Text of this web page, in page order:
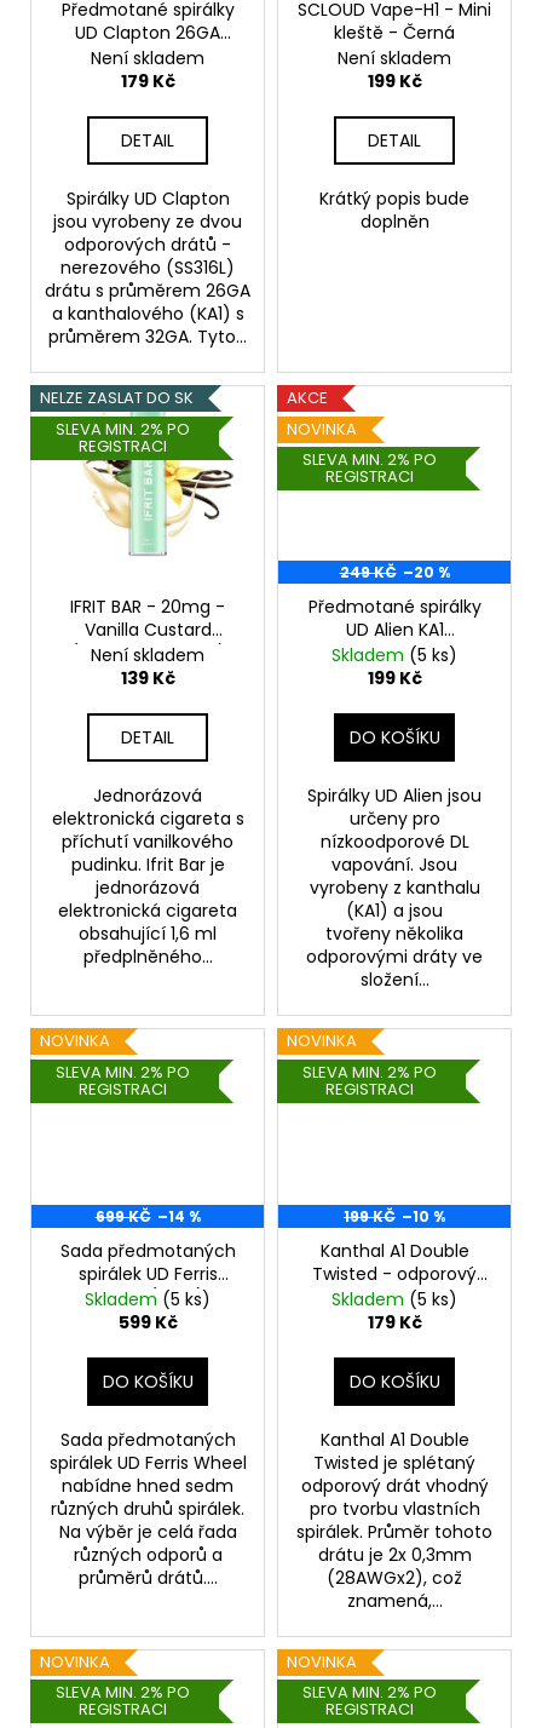
Předmotané spirálky
UD Clapton 26GA
SS316L + 32GA KA1
(0.5ohm) (10ks)
Není skladem
179 Kč
DETAIL
Spirálky UD Clapton
jsou vyrobeny ze dvou
odporových drátů -
nerezového (SS316L)
drátu s průměrem 26GA
a kanthalového (KA1) s
průměrem 32GA. Tyto...
SCLOUD Vape-H1 - Mini
kleště - Černá
Není skladem
199 Kč
DETAIL
Krátký popis bude
doplněn
NELZE ZASLAT DO SK
SLEVA MIN. 2% PO
REGISTRACI
IFRIT BAR - 20mg -
Vanilla Custard
(Vanilkový pudink)
Není skladem
139 Kč
DETAIL
Jednorázová
elektronická cigareta s
příchutí vanilkového
pudinku. Ifrit Bar je
jednorázová
elektronická cigareta
obsahující 1,6 ml
předplněného...
AKCE
NOVINKA
SLEVA MIN. 2% PO
REGISTRACI
249 KČ –20 %
Předmotané spirálky
UD Alien KA1
26GAx3+32GA
(0.15ohm) (10ks)
Skladem (5 ks)
199 Kč
DO KOŠÍKU
Spirálky UD Alien jsou
určeny pro
nízkoodporové DL
vapování. Jsou
vyrobeny z kanthalu
(KA1) a jsou
tvořeny několika
odporovými dráty ve
složení...
NOVINKA
SLEVA MIN. 2% PO
REGISTRACI
699 KČ –14 %
Sada předmotaných
spirálek UD Ferris
Wheel (70ks)
Skladem (5 ks)
599 Kč
DO KOŠÍKU
Sada předmotaných
spirálek UD Ferris Wheel
nabídne hned sedm
různých druhů spirálek.
Na výběr je celá řada
různých odporů a
průměrů drátů....
NOVINKA
SLEVA MIN. 2% PO
REGISTRACI
199 KČ –10 %
Kanthal A1 Double
Twisted - odporový
drát 0,3mm 28AWG
(20ks) - UD
Skladem (5 ks)
179 Kč
DO KOŠÍKU
Kanthal A1 Double
Twisted je splétaný
odporový drát vhodný
pro tvorbu vlastních
spirálek. Průměr tohoto
drátu je 2x 0,3mm
(28AWGx2), což
znamená,...
NOVINKA
SLEVA MIN. 2% PO
REGISTRACI
NOVINKA
SLEVA MIN. 2% PO
REGISTRACI
HLEDAT
D
o
o
POD
CARTRIDGE